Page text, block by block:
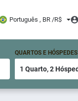
Português , BR /R$
QUARTOS E HÓSPEDES